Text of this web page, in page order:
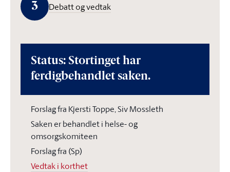
3 Debatt og vedtak
Status: Stortinget har
ferdigbehandlet saken.
Forslag fra Kjersti Toppe, Siv Mossleth
Saken er behandlet i helse- og
omsorgskomiteen
Forslag fra (Sp)
Vedtak i korthet